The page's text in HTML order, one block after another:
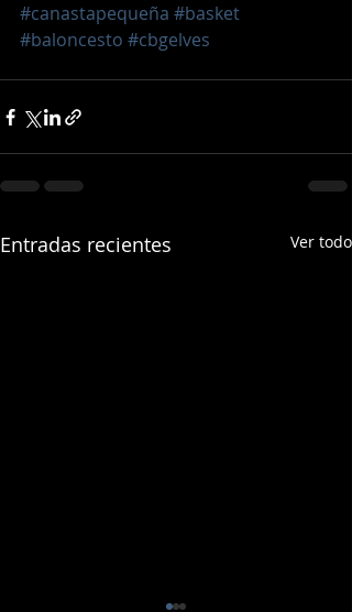
#canastapequeña #basket
#baloncesto #cbgelves
Entradas recientes Ver todo